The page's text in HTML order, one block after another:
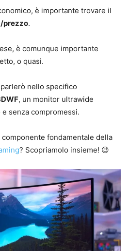
è importante trovare il
prezzo.
è comunque importante
o quasi.
nello specifico
, un monitor ultrawide
senza compromessi.
fondamentale della
? Scopriamolo insieme! 😉